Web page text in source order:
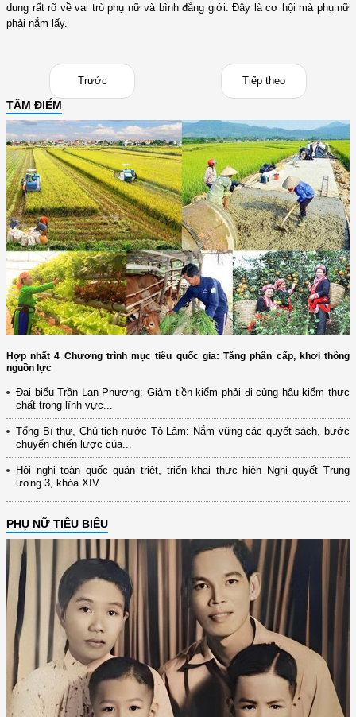
dung rất rõ về vai trò phụ nữ và bình đẳng giới. Đây là cơ hội mà phụ nữ
phải nắm lấy.
Trước Tiếp theo
TÂM ĐIỂM
Hợp nhất 4 Chương trình mục tiêu quốc gia: Tăng phân cấp, khơi thông
nguồn lực
Đại biểu Trần Lan Phương: Giảm tiền kiểm phải đi cùng hậu kiểm thực
chất trong lĩnh vực...
Tổng Bí thư, Chủ tịch nước Tô Lâm: Nắm vững các quyết sách, bước
chuyển chiến lược của...
Hội nghị toàn quốc quán triệt, triển khai thực hiện Nghị quyết Trung
ương 3, khóa XIV
PHỤ NỮ TIÊU BIỂU